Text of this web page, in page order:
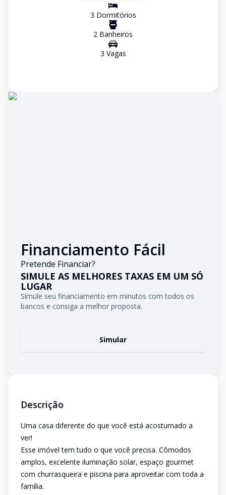
3 Dormitórios
2 Banheiros
3 Vagas
Financiamento Fácil
Pretende Financiar?
SIMULE AS MELHORES TAXAS EM UM SÓ
LUGAR
Simule seu financiamento em minutos com todos os
bancos e consiga a melhor proposta.
Simular
Descrição
Uma casa diferente do que você está acostumado a
ver!
Esse imóvel tem tudo o que você precisa. Cômodos
amplos, excelente iluminação solar, espaço gourmet
com churrasqueira e piscina para aproveitar com toda a
família.